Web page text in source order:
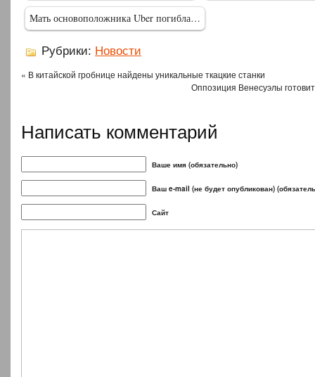
Мать основоположника Uber погибла…
Рубрики: Новости
« В китайской гробнице найдены уникальные ткацкие станки
Оппозиция Венесуэлы
Написать комментарий
Ваше имя (обязательно)
Ваш e-mail (не будет опубликован)
Сайт